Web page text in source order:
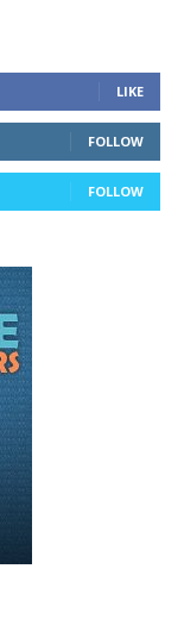
LIKE
FOLLOW
FOLLOW